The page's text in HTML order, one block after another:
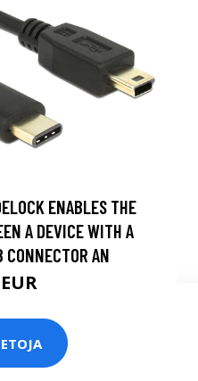
ENABLES THE
A DEVICE WITH A
AN